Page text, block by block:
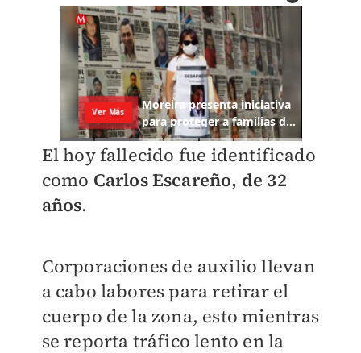
El hoy fallecido fue identificado
como Carlos Escareño, de 32
años.
Corporaciones de auxilio llevan
a cabo labores para retirar el
cuerpo de la zona, esto mientras
se reporta tráfico lento en la